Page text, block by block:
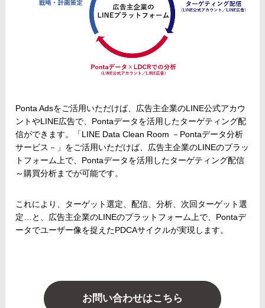
Ponta Adsをご活用いただけば、広告主企業のLINE公式アカウ
ントやLINE広告で、Pontaデータを活用したターゲティング配
信ができます。「LINE Data Clean Room －Pontaデータ分析
サービス－」をご活用いただけば、広告主企業のLINEのプラッ
トフォーム上で、Pontaデータを活用したターゲティング配信
～購買分析までが可能です。
これにより、ターゲット選定、配信、分析、次回ターゲット選
定…と、広告主企業のLINEのプラットフォーム上で、Pontaデ
ータでユーザー像を捉えたPDCAサイクルが実現します。
お問い合わせはこちら